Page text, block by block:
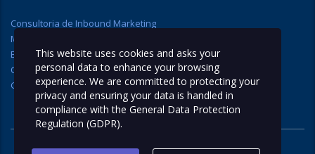
Consultoria de Inbound Marketing
Marketing de Conteúdo
Email Marketing
Criação de Ebooks
Gerenciamento do E-goi
This website uses cookies and asks your
personal data to enhance your browsing
experience. We are committed to protecting your
privacy and ensuring your data is handled in
compliance with the General Data Protection
Regulation (GDPR).